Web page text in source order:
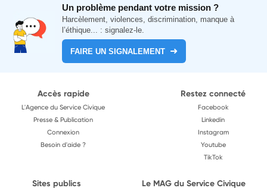
Un problème pendant votre mission ?
Harcèlement, violences, discrimination, manque à
l’éthique... : signalez-le.
FAIRE UN SIGNALEMENT
Accès rapide
L'Agence du Service Civique
Presse & Publication
Connexion
Besoin d'aide ?
Restez connecté
Facebook
Linkedin
Instagram
Youtube
TikTok
Sites publics Le MAG du Service Civique